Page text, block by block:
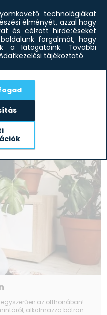
előszeretettel
Ám előbbi szabad
lényegesen több
az otthonában!
alkalmazza bátran
technológiákat
élményét, azzal hogy
és célzott hirdetéseket
forgalmát, hogy
a látogatóink.
További
tájékoztató